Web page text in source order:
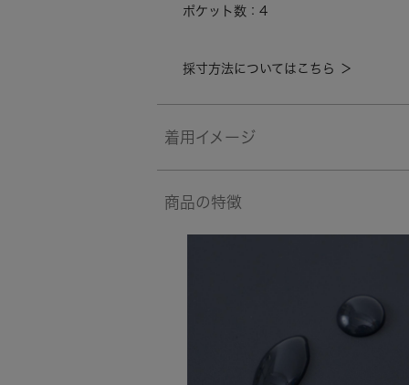
ポケット数：4
採寸方法についてはこちら ＞
着用イメージ
商品の特徴